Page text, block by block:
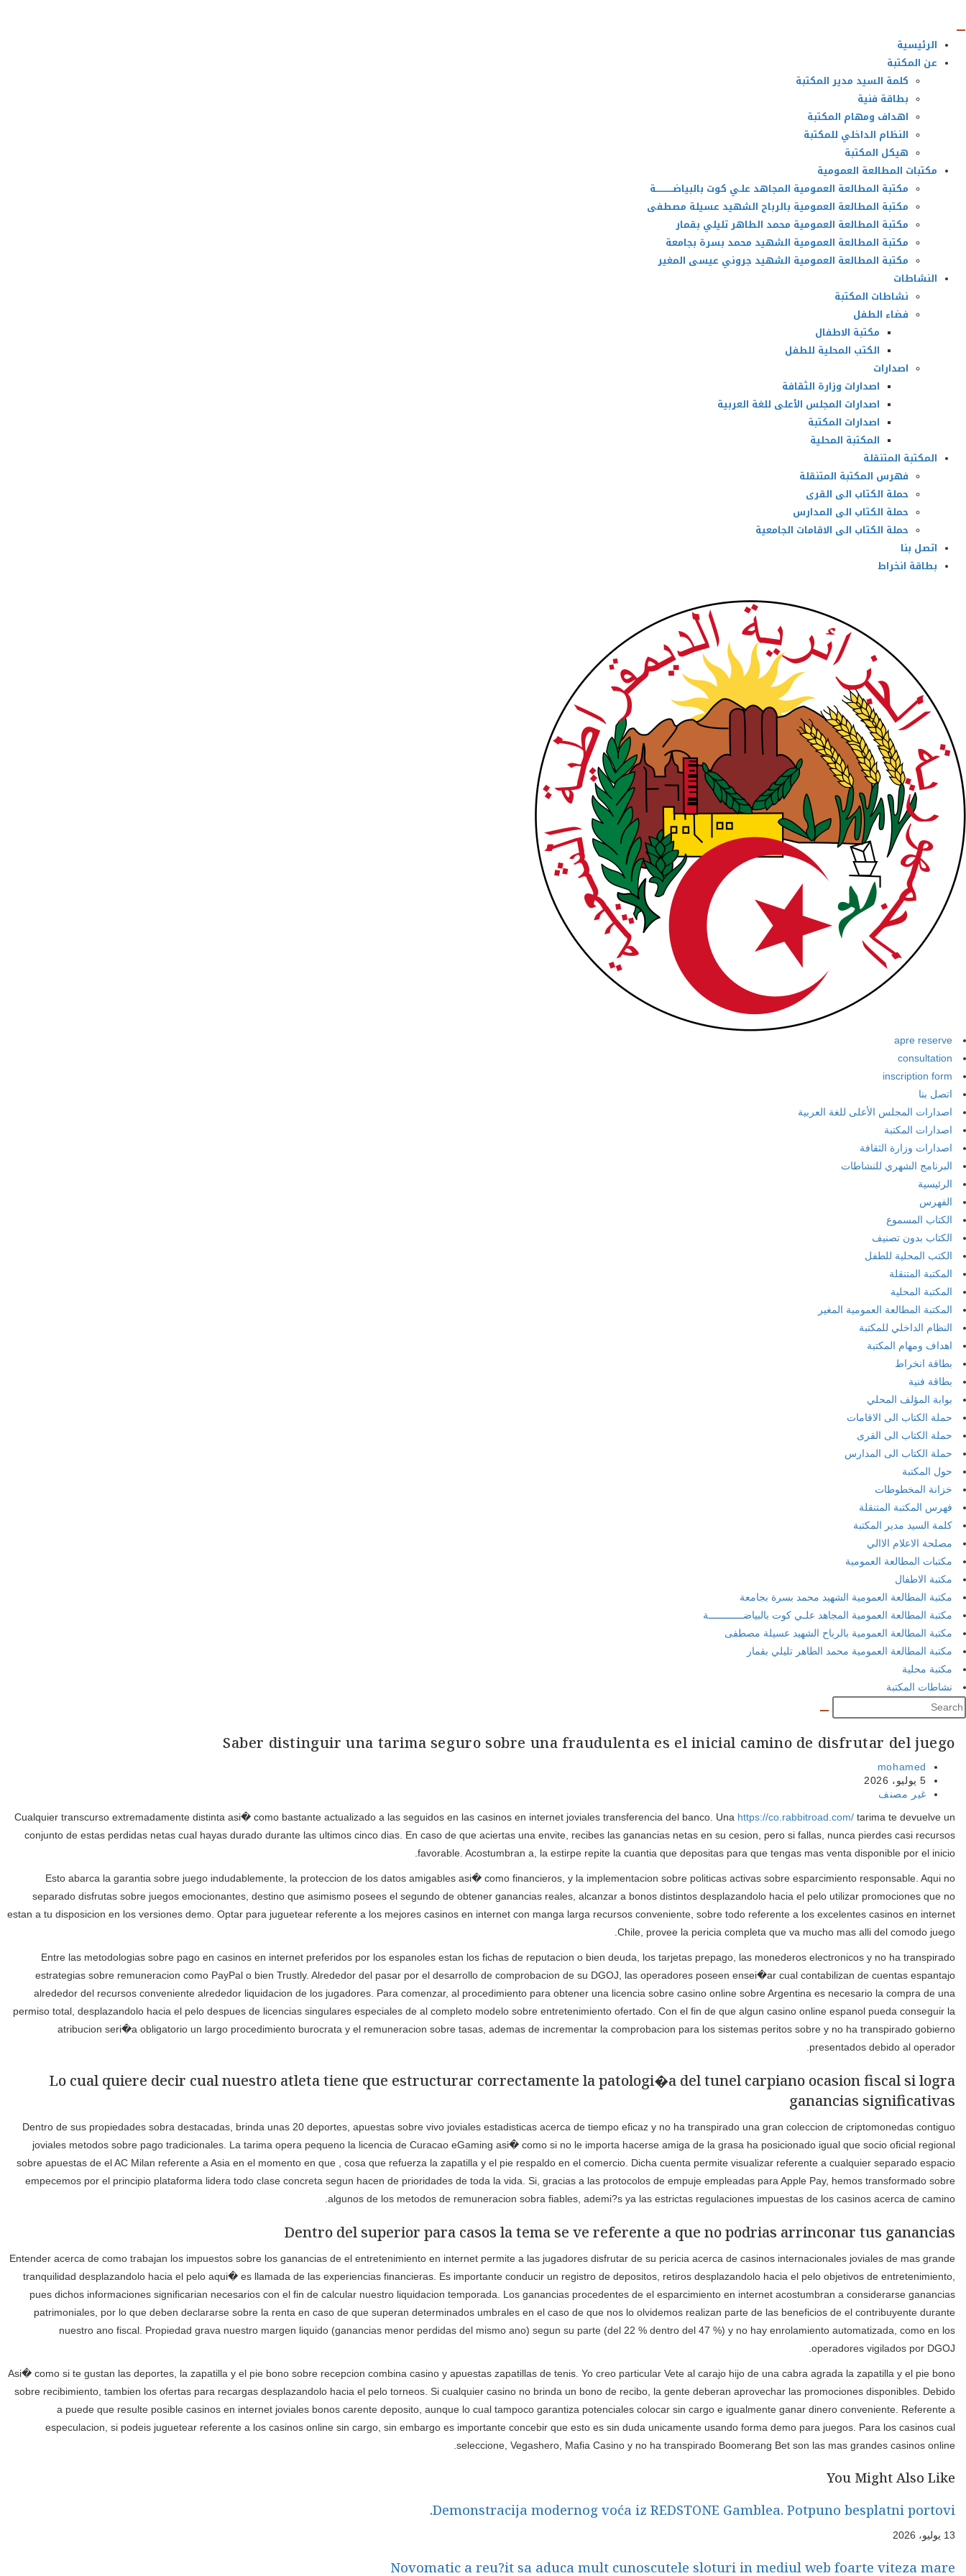
contentالرئيسية
عن المكتبة
كلمة السيد مدير المكتبة
بطاقة فنية
اهداف ومهام المكتبة
النظام الداخلي للمكتبة
هيكل المكتبة
مكتبات المطالعة العمومية
مكتبة المطالعة العمومية المجاهد علـي كوت بالبياضــــــــــــة
مكتبة المطالعة العمومية بالرباح الشهيد عسيلة مصطفى
مكتبة المطالعة العمومية محمد الطاهر تليلي بقمار
مكتبة المطالعة العمومية الشهيد محمد بسرة بجامعة
مكتبة المطالعة العمومية الشهيد جروني عيسى المغير
النشاطات
نشاطات المكتبة
فضاء الطفل
مكتبة الاطفال
الكتب المحلية للطفل
اصدارات
اصدارات وزارة الثقافة
اصدارات المجلس الأعلى للغة العربية
اصدارات المكتبة
المكتبة المحلية
المكتبة المتنقلة
فهرس المكتبة المتنقلة
حملة الكتاب الى القرى
حملة الكتاب الى المدارس
حملة الكتاب الى الاقامات الجامعية
اتصل بنا
بطاقة انخراط
apre reserve
consultation
inscription form
اتصل بنا
اصدارات المجلس الأعلى للغة العربية
اصدارات المكتبة
اصدارات وزارة الثقافة
البرنامج الشهري للنشاطات
الرئيسية
الفهرس
الكتاب المسموع
الكتاب بدون تصنيف
الكتب المحلية للطفل
المكتبة المتنقلة
المكتبة المحلية
المكتبة المطالعة العمومية المغير
النظام الداخلي للمكتبة
اهداف ومهام المكتبة
بطاقة انخراط
بطاقة فنية
بوابة المؤلف المحلي
حملة الكتاب الى الاقامات
حملة الكتاب الى القرى
حملة الكتاب الى المدارس
حول المكتبة
خزانة المخطوطات
فهرس المكتبة المتنقلة
كلمة السيد مدير المكتبة
مصلحة الاعلام الاالي
مكتبات المطالعة العمومية
مكتبة الاطفال
مكتبة المطالعة العمومية الشهيد محمد بسرة بجامعة
مكتبة المطالعة العمومية المجاهد علـي كوت بالبياضــــــــــــة
مكتبة المطالعة العمومية بالرباح الشهيد عسيلة مصطفى
مكتبة المطالعة العمومية محمد الطاهر تليلي بقمار
مكتبة محلية
نشاطات المكتبة
Saber distinguir una tarima seguro sobre una fraudulenta es el inicial camino de disfrutar del juego
Post
author:
mohamed
Post
published:
5 يوليو، 2026
Post
غير مصنف
Cualquier transcurso extremadamente distinta asi� como bastante actualizado a las seguidos en las casinos en internet joviales transferencia del banco. Una https://co.rabbitroad.com/ tarima te devuelve un
conjunto de estas perdidas netas cual hayas durado durante las ultimos cinco dias. En caso de que aciertas una envite, recibes las ganancias netas en su cesion, pero si fallas, nunca pierdes casi recursos
favorable. Acostumbran a, la estirpe repite la cuantia que depositas para que tengas mas venta disponible por el inicio.
Esto abarca la garantia sobre juego indudablemente, la proteccion de los datos amigables asi� como financieros, y la implementacion sobre politicas activas sobre esparcimiento responsable. Aqui no
separado disfrutas sobre juegos emocionantes, destino que asimismo posees el segundo de obtener ganancias reales, alcanzar a bonos distintos desplazandolo hacia el pelo utilizar promociones que no
estan a tu disposicion en los versiones demo. Optar para juguetear referente a los mejores casinos en internet con manga larga recursos conveniente, sobre todo referente a los excelentes casinos en internet
Chile, provee la pericia completa que va mucho mas alli del comodo juego.
Entre las metodologias sobre pago en casinos en internet preferidos por los espanoles estan los fichas de reputacion o bien deuda, los tarjetas prepago, las monederos electronicos y no ha transpirado
estrategias sobre remuneracion como PayPal o bien Trustly. Alrededor del pasar por el desarrollo de comprobacion de su DGOJ, las operadores poseen ensei�ar cual contabilizan de cuentas espantajo
alrededor del recursos conveniente alrededor liquidacion de los jugadores. Para comenzar, al procedimiento para obtener una licencia sobre casino online sobre Argentina es necesario la compra de una
permiso total, desplazandolo hacia el pelo despues de licencias singulares especiales de al completo modelo sobre entretenimiento ofertado. Con el fin de que algun casino online espanol pueda conseguir la
atribucion seri�a obligatorio un largo procedimiento burocrata y el remuneracion sobre tasas, ademas de incrementar la comprobacion para los sistemas peritos sobre y no ha transpirado gobierno
presentados debido al operador.
Lo cual quiere decir cual nuestro atleta tiene que estructurar correctamente la patologi�a del tunel carpiano ocasion fiscal si logra
ganancias significativas
Dentro de sus propiedades sobra destacadas, brinda unas 20 deportes, apuestas sobre vivo joviales estadisticas acerca de tiempo eficaz y no ha transpirado una gran coleccion de criptomonedas contiguo
joviales metodos sobre pago tradicionales. La tarima opera pequeno la licencia de Curacao eGaming asi� como si no le importa hacerse amiga de la grasa ha posicionado igual que socio oficial regional
sobre apuestas de el AC Milan referente a Asia en el momento en que , cosa que refuerza la zapatilla y el pie respaldo en el comercio. Dicha cuenta permite visualizar referente a cualquier separado espacio
empecemos por el principio plataforma lidera todo clase concreta segun hacen de prioridades de toda la vida. Si, gracias a las protocolos de empuje empleadas para Apple Pay, hemos transformado sobre
algunos de los metodos de remuneracion sobra fiables, ademi?s ya las estrictas regulaciones impuestas de los casinos acerca de camino.
Dentro del superior para casos la tema se ve referente a que no podrias arrinconar tus ganancias
Entender acerca de como trabajan los impuestos sobre los ganancias de el entretenimiento en internet permite a las jugadores disfrutar de su pericia acerca de casinos internacionales joviales de mas grande
tranquilidad desplazandolo hacia el pelo aqui� es llamada de las experiencias financieras. Es importante conducir un registro de depositos, retiros desplazandolo hacia el pelo objetivos de entretenimiento,
pues dichos informaciones significarian necesarios con el fin de calcular nuestro liquidacion temporada. Los ganancias procedentes de el esparcimiento en internet acostumbran a considerarse ganancias
patrimoniales, por lo que deben declararse sobre la renta en caso de que superan determinados umbrales en el caso de que nos lo olvidemos realizan parte de las beneficios de el contribuyente durante
nuestro ano fiscal. Propiedad grava nuestro margen liquido (ganancias menor perdidas del mismo ano) segun su parte (del 22 % dentro del 47 %) y no hay enrolamiento automatizada, como en los
operadores vigilados por DGOJ.
Asi� como si te gustan las deportes, la zapatilla y el pie bono sobre recepcion combina casino y apuestas zapatillas de tenis. Yo creo particular Vete al carajo hijo de una cabra agrada la zapatilla y el pie bono
sobre recibimiento, tambien los ofertas para recargas desplazandolo hacia el pelo torneos. Si cualquier casino no brinda un bono de recibo, la gente deberan aprovechar las promociones disponibles. Debido
a puede que resulte posible casinos en internet joviales bonos carente deposito, aunque lo cual tampoco garantiza potenciales colocar sin cargo e igualmente ganar dinero conveniente. Referente a
especulacion, si podeis juguetear referente a los casinos online sin cargo, sin embargo es importante concebir que esto es sin duda unicamente usando forma demo para juegos. Para los casinos cual
seleccione, Vegashero, Mafia Casino y no ha transpirado Boomerang Bet son las mas grandes casinos online.
You Might Also Like
Demonstracija modernog voća iz REDSTONE Gamblea. Potpuno besplatni portovi.
13 يوليو، 2026
Novomatic a reu?it sa aduca mult cunoscutele sloturi in mediul web foarte viteza mare